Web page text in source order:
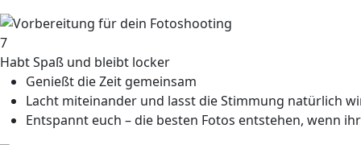
7
Habt Spaß und bleibt locker
Genießt die Zeit gemeinsam
Lacht miteinander und lasst die Stimmung natürlich
Entspannt euch – die besten Fotos entstehen, wenn